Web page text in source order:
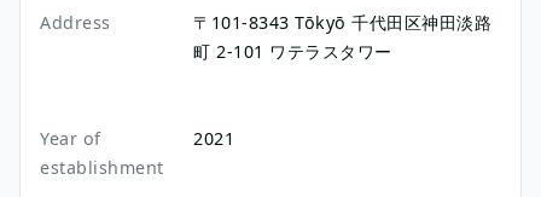
Address 〒101-8343Tōkyō千代田区神田淡路
町 2-101 ワテラスタワー
Year of
establishment
2021